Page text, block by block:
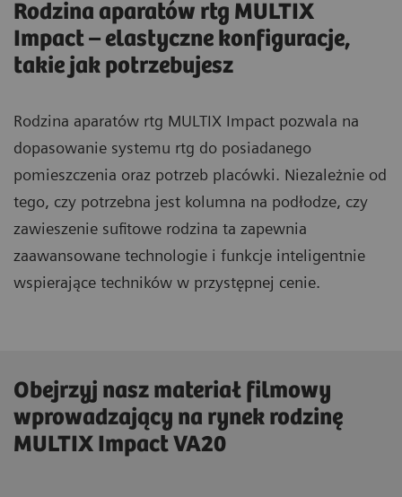
Rodzina aparatów rtg MULTIX
Impact – elastyczne konfiguracje,
takie jak potrzebujesz
Rodzina aparatów rtg MULTIX Impact pozwala na
dopasowanie systemu rtg do posiadanego
pomieszczenia oraz potrzeb placówki. Niezależnie od
tego, czy potrzebna jest kolumna na podłodze, czy
zawieszenie sufitowe rodzina ta zapewnia
zaawansowane technologie i funkcje inteligentnie
wspierające techników w przystępnej cenie.
Obejrzyj nasz materiał filmowy
wprowadzający na rynek rodzinę
MULTIX Impact VA20